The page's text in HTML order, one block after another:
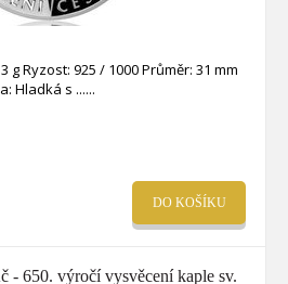
g Ryzost: 925 / 1000 Průměr: 31 mm
Provedení: PROOF Hrana: Hladká s ...
DO KOŠÍKU
- 650. výročí vysvěcení kaple sv.